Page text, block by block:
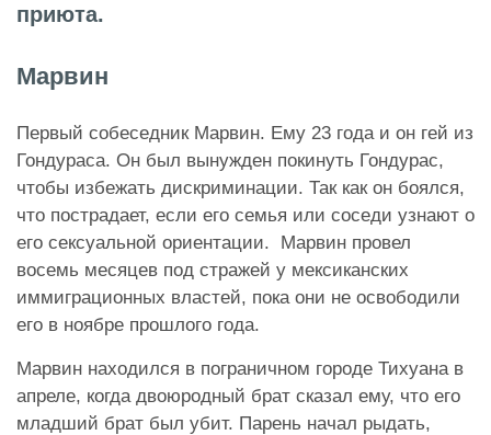
приюта.
Марвин
Первый собеседник Марвин. Ему 23 года и он гей из
Гондураса. Он был вынужден покинуть Гондурас,
чтобы избежать дискриминации. Так как он боялся,
что пострадает, если его семья или соседи узнают о
его сексуальной ориентации. Марвин провел
восемь месяцев под стражей у мексиканских
иммиграционных властей, пока они не освободили
его в ноябре прошлого года.
Марвин находился в пограничном городе Тихуана в
апреле, когда двоюродный брат сказал ему, что его
младший брат был убит. Парень начал рыдать,